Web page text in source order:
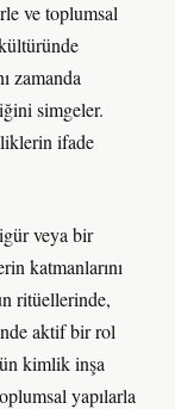
ve toplumsal
zamanda
simgeler.
ifade
veya bir
katmanlarını
ritüellerinde,
aktif bir rol
kimlik inşa
yapılarla